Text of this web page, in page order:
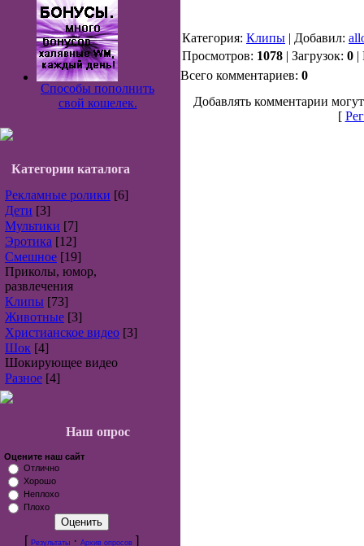
Способы пополнить
свой кошелек.
Категории каталога
Рекламные ролики [6]
Дети [3]
Мультики [7]
Эротика [12]
Смешное [19]
Приколы, юмор,
развлечения
Клипы [73]
Животные [3]
Христианское видео [3]
Шок [4]
Шокирующее видео
Разное [4]
Наш опрос
Оцените наш сайт
Отлично
Хорошо
Неплохо
Плохо
[ Результаты· Архив опросов]
Категория: Клипы | Добавил:
Просмотров: 1078 | Загрузок: 0 |
Всего комментариев: 0
Добавлять комментарии
[